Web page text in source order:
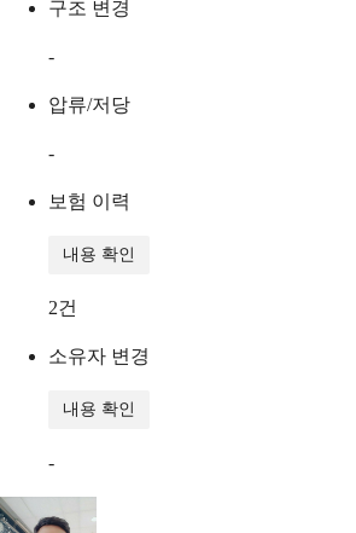
구조 변경
-
압류/저당
-
보험 이력
내용 확인
2건
소유자 변경
내용 확인
-